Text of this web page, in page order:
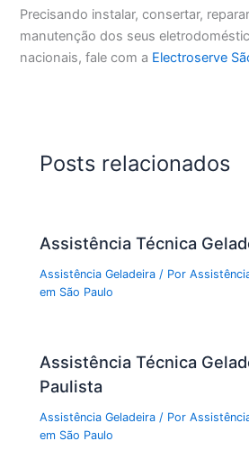
Precisando instalar, consertar,
manutenção dos seus
nacionais, fale com a Electroserve
Posts relacionados
Assistência Técnica
Assistência Geladeira / Por
em São Paulo
Assistência Técnica
Paulista
Assistência Geladeira / Por
em São Paulo